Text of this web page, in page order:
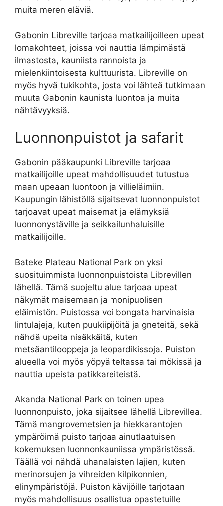
muita meren eläviä.
Gabonin Libreville tarjoaa matkailijoilleen upeat
lomakohteet, joissa voi nauttia lämpimästä
ilmastosta, kauniista rannoista ja
mielenkiintoisesta kulttuurista. Libreville on
myös hyvä tukikohta, josta voi lähteä tutkimaan
muuta Gabonin kaunista luontoa ja muita
nähtävyyksiä.
Luonnonpuistot ja safarit
Gabonin pääkaupunki Libreville tarjoaa
matkailijoille upeat mahdollisuudet tutustua
maan upeaan luontoon ja villieläimiin.
Kaupungin lähistöllä sijaitsevat luonnonpuistot
tarjoavat upeat maisemat ja elämyksiä
luonnonystäville ja seikkailunhaluisille
matkailijoille.
Bateke Plateau National Park on yksi
suosituimmista luonnonpuistoista Librevillen
lähellä. Tämä suojeltu alue tarjoaa upeat
näkymät maisemaan ja monipuolisen
eläimistön. Puistossa voi bongata harvinaisia
lintulajeja, kuten puukiipijöitä ja gneteitä, sekä
nähdä upeita nisäkkäitä, kuten
metsäantilooppeja ja leopardikissoja. Puiston
alueella voi myös yöpyä teltassa tai mökissä ja
nauttia upeista patikkareiteistä.
Akanda National Park on toinen upea
luonnonpuisto, joka sijaitsee lähellä Librevillea.
Tämä mangrovemetsien ja hiekkarantojen
ympäröimä puisto tarjoaa ainutlaatuisen
kokemuksen luonnonkauniissa ympäristössä.
Täällä voi nähdä uhanalaisten lajien, kuten
merinorsujen ja vihreiden kilpikonnien,
elinympäristöjä. Puiston kävijöille tarjotaan
myös mahdollisuus osallistua opastetuille